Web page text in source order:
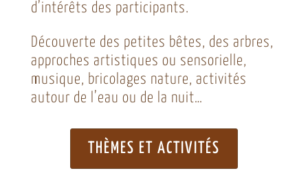
d’intérêts des participants.
Découverte des petites bêtes, des arbres,
approches artistiques ou sensorielle,
musique, bricolages nature, activités
autour de l’eau ou de la nuit…
THÈMES ET ACTIVITÉS